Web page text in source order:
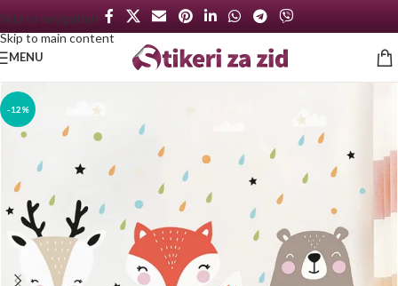
Skip to navigation
Skip to main content
MENU
-12%